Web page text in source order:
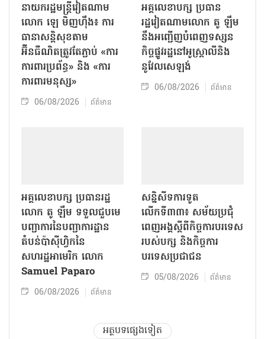
នាយករដ្ឋមន្ត្រីវៀតណាម
លោក ឡេ មិញហ៊ឹង៖ ការ
ធានាសន្តិសុខតាម
អ៊ីនធឺណិតត្រូវតែភ្ជាប់ «ការ
ការពារប្រព័ន្ធ» និង «ការ
ការពារមនុស្ស»
06/08/2026 ព័ត៌មាន
អគ្គលេខាបក្ស ប្រធាន
រដ្ឋវៀតណាមលោក តូ ឡឹម
នឹងអញ្ជើញបំពេញទស្សន
កិច្ចផ្លូវរដ្ឋនៅអូស្ត្រាលីនិង
នូវែលសេឡង់
06/08/2026 ព័ត៌មាន
អគ្គលេខាបក្ស ប្រធានរដ្ឋ
លោក តូ ឡឹម ទទួលជួបមេ
បញ្ជាការនៃបញ្ជាការដ្ឋាន
តំបន់ប៉ាស៊ីហ្វិកនៃ
សហរដ្ឋអាមេរិក លោក
Samuel Paparo
06/08/2026 ព័ត៌មាន
សន្និសីទការទូត
លើកទី៣៣៖ សម័យប្រជុំ
ពេញអង្គស្តីពីកិច្ច​ការបរទេស
របស់​បក្ស និងកិច្ច​ការ
បរទេសប្រជាជន
05/08/2026 ព័ត៌មាន
អត្ថបទផ្សេងទៀត